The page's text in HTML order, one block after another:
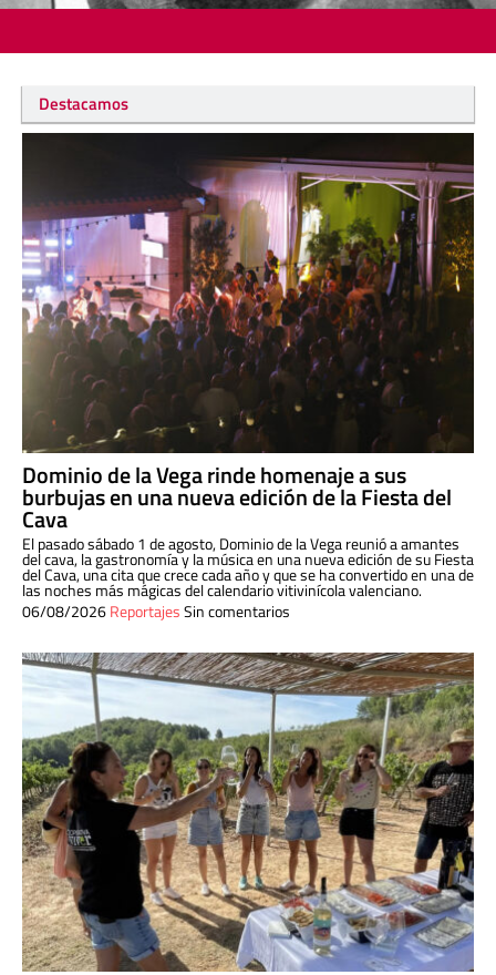
Destacamos
Dominio de la Vega rinde homenaje a sus
burbujas en una nueva edición de la Fiesta del
Cava
El pasado sábado 1 de agosto, Dominio de la Vega reunió a amantes
del cava, la gastronomía y la música en una nueva edición de su Fiesta
del Cava, una cita que crece cada año y que se ha convertido en una de
las noches más mágicas del calendario vitivinícola valenciano.
06/08/2026ReportajesSin comentarios